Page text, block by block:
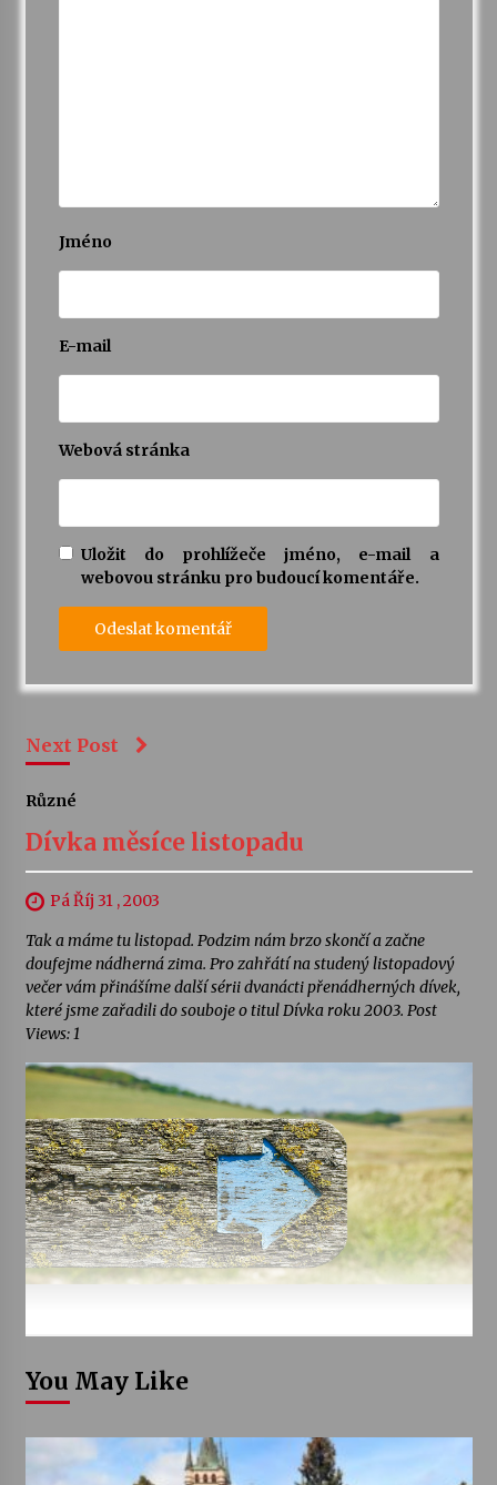
Jméno
E-mail
Webová stránka
Uložit do prohlížeče jméno, e-mail a
webovou stránku pro budoucí komentáře.
Next Post
Různé
Dívka měsíce listopadu
Pá Říj 31 , 2003
Tak a máme tu listopad. Podzim nám brzo skončí a začne
doufejme nádherná zima. Pro zahřátí na studený listopadový
večer vám přinášíme další sérii dvanácti přenádherných dívek,
které jsme zařadili do souboje o titul Dívka roku 2003. Post
Views: 1
You May Like